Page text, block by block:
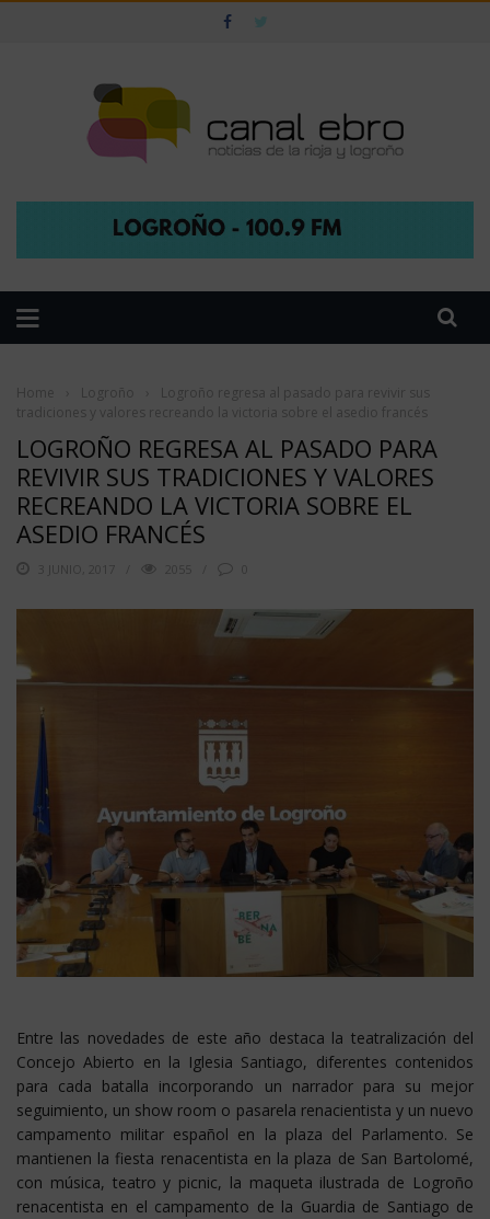
Home Logroño
Logroño regresa al pasado para revivir sus
tradiciones y valores recreando la victoria sobre el asedio francés
LOGROÑO REGRESA AL PASADO PARA
REVIVIR SUS TRADICIONES Y VALORES
RECREANDO LA VICTORIA SOBRE EL
ASEDIO FRANCÉS
3 JUNIO, 2017 2055
Entre las novedades de este año destaca la teatralización del
Concejo Abierto en la Iglesia Santiago, diferentes contenidos
para cada batalla incorporando un narrador para su mejor
seguimiento, un show room o pasarela renacientista y un nuevo
campamento militar español en la plaza del Parlamento. Se
mantienen la fiesta renacentista en la plaza de San Bartolomé,
con música, teatro y picnic, la maqueta ilustrada de Logroño
renacentista en el campamento de la Guardia de Santiago de